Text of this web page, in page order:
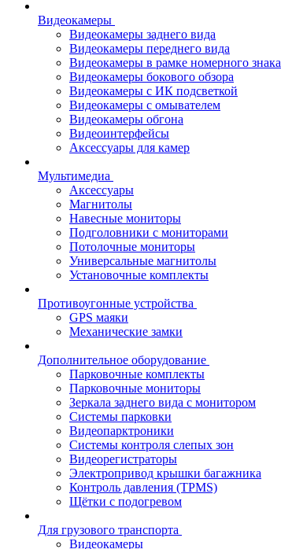
Видеокамеры
Видеокамеры заднего вида
Видеокамеры переднего вида
Видеокамеры в рамке номерного знака
Видеокамеры бокового обзора
Видеокамеры с ИК подсветкой
Видеокамеры с омывателем
Видеокамеры обгона
Видеоинтерфейсы
Аксессуары для камер
Мультимедиа
Аксессуары
Магнитолы
Навесные мониторы
Подголовники с мониторами
Потолочные мониторы
Универсальные магнитолы
Установочные комплекты
Противоугонные устройства
GPS маяки
Механические замки
Дополнительное оборудование
Парковочные комплекты
Парковочные мониторы
Зеркала заднего вида с монитором
Системы парковки
Видеопарктроники
Системы контроля слепых зон
Видеорегистраторы
Электропривод крышки багажника
Контроль давления (TPMS)
Щётки с подогревом
Для грузового транспорта
Видеокамеры